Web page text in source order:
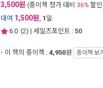
3,500원 (종이책 정가 대비 36% 할
대여 1,500원, 1 일
6.0 (2) | 세일즈포인트 : 50
이 책의 종이책 : 4,950원 종이책 보기